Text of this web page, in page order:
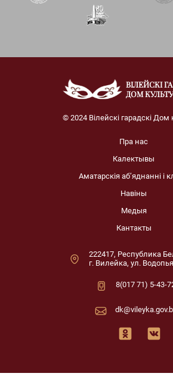
ВІЛЕЙСКІ
ДОМ
© 2024 Вілейскі гарадскі Дом
Пра нас
Калектывы
Аматарскія аб’яднанні і
Навіны
Медыя
Кантакты
222417, Республика
г. Вилейка, ул.
8(017 71) 5-43-